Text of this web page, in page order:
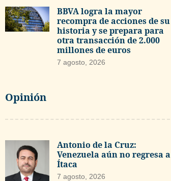
BBVA logra la mayor
recompra de acciones de su
historia y se prepara para
otra transacción de 2.000
millones de euros
7 agosto, 2026
Opinión
Antonio de la Cruz:
Venezuela aún no regresa a
Ítaca
7 agosto, 2026